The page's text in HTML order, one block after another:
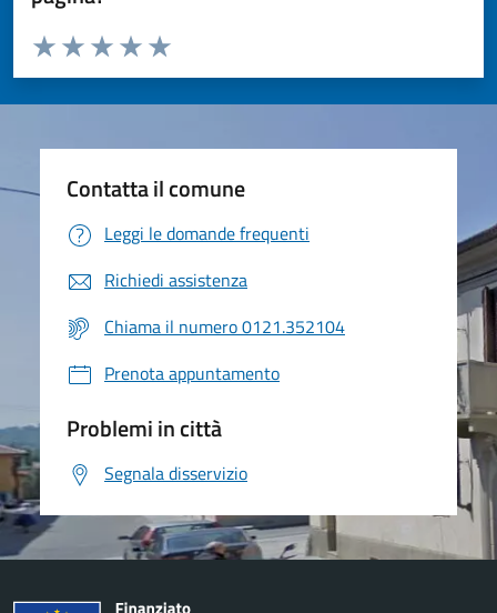
Valuta da 1 a 5 stelle la pagina
Valuta 5 stelle su 5
Valuta 4 stelle su 5
Valuta 3 stelle su 5
Valuta 2 stelle su 5
Valuta 1 stelle su 5
Contatta il comune
Leggi le domande frequenti
Richiedi assistenza
Chiama il numero 0121.352104
Prenota appuntamento
Problemi in città
Segnala disservizio